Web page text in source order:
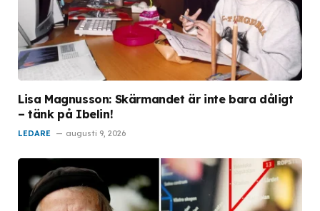
Lisa Magnusson: Skärmandet är inte bara dåligt
– tänk på Ibelin!
LEDARE augusti 9, 2026